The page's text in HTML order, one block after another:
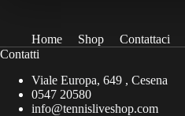
Home Shop Contattaci
Contatti
Viale Europa, 649 , Cesena
0547 20580
info@tennisliveshop.com